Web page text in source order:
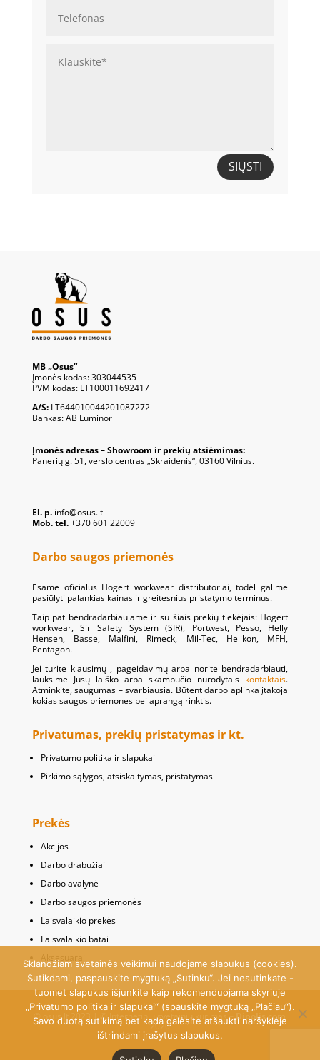
SIŲSTI
MB „Osus“
Įmonės kodas: 303044535
PVM kodas: LT100011692417
A/S:LT644010044201087272
Bankas: AB Luminor
Įmonės adresas – Showroom ir prekių atsiėmimas:
Panerių g. 51, verslo centras „Skraidenis“, 03160 Vilnius.
El. p.info@osus.lt
Mob. tel.+370 601 22009
Darbo saugos priemonės
Esame oficialūs Hogert workwear distributoriai, todėl galime
pasiūlyti palankias kainas ir greitesnius pristatymo terminus.
Taip pat bendradarbiaujame ir su šiais prekių tiekėjais: Hogert
workwear, Sir Safety System (SIR), Portwest, Pesso, Helly
Hensen, Basse, Malfini, Rimeck, Mil-Tec, Helikon, MFH,
Pentagon.
Jei turite klausimų , pageidavimų arba norite bendradarbiauti,
lauksime Jūsų laiško arba skambučio nurodytais kontaktais.
Atminkite, saugumas – svarbiausia. Būtent darbo aplinka įtakoja
kokias saugos priemones bei aprangą rinktis.
Privatumas, prekių pristatymas ir kt.
Privatumo politika ir slapukai
Pirkimo sąlygos, atsiskaitymas, pristatymas
Prekės
Akcijos
Darbo drabužiai
Darbo avalynė
Darbo saugos priemonės
Laisvalaikio prekės
Laisvalaikio batai
Aksesuarai
© osus.lt 2023 | © Internetinių svetainių kūrimas –Dipolis.com
2020
Sklandžiam svetainės veikimui naudojame slapukus (cookies).
Sutikdami, paspauskite mygtuką „Sutinku“. Jei nesutinkate -
tuomet slapukus išjunkite kaip rekomenduojama skyriuje
„Privatumo politika ir slapukai“ (spauskite mygtuką „Plačiau“).
Savo duotą sutikimą bet kada galėsite atšaukti naršyklėje
ištrindami įrašytus slapukus.